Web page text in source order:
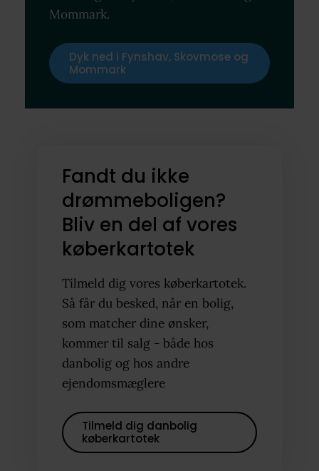
Mommark.
Dyk ned i Fynshav, Skovmose og
Mommark
Fandt du ikke
drømmeboligen?
Bliv en del af vores
køberkartotek
Tilmeld dig vores køberkartotek.
Så får du besked, når en bolig,
som matcher dine ønsker,
kommer til salg - både hos
danbolig og hos andre
ejendomsmæglere
Tilmeld dig danbolig
køberkartotek